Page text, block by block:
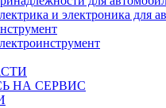
и электроника для
НА СЕРВИС